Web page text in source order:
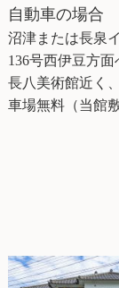
自動車の場合
沼津または長泉
136号西伊豆方
長八美術館近く
車場無料（当館